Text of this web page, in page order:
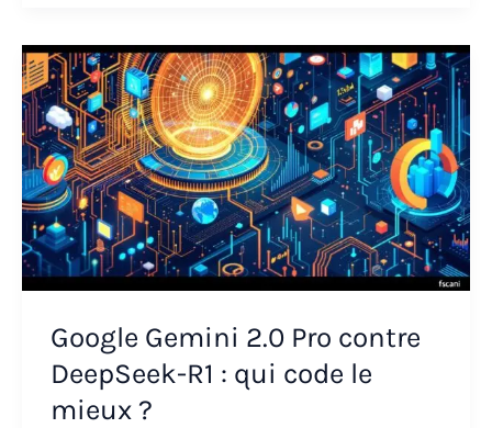
Google Gemini 2.0 Pro contre
DeepSeek-R1 : qui code le
mieux ?